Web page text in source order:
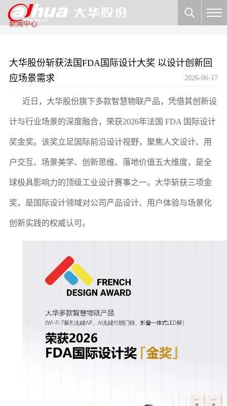
新闻中心
大华股份斩获法国FDA国际设计大奖 以设计创新回
应场景需求
2026-06-17
近日，大华股份旗下多款智慧物联产品，凭借其创新设
计与行业场景的深度融合，荣获2026年法国 FDA 国际设计
奖金奖。该奖立足国际前沿设计视野，聚焦人文设计、用
户交互、场景美学、创新思维、落地价值五大维度，是全
球极具影响力的顶级工业设计赛事之一。大华斩获三项金
奖，是国际设计领域对公司产品设计、用户体验与场景化
创新实践的权威认可。